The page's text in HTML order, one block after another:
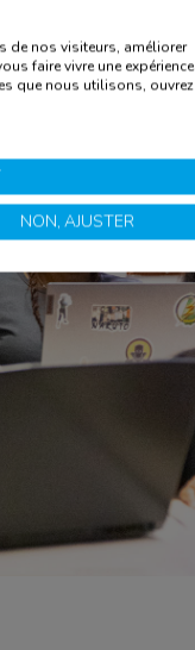
de nos visiteurs, améliorer
faire vivre une expérience
que nous utilisons, ouvrez
NON, AJUSTER